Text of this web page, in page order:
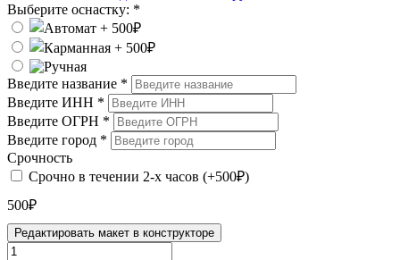
Выберите оснастку: *
Введите название *
Введите ИНН *
Введите ОГРН *
Введите город *
Срочность
Срочно в течении 2-х часов (+500₽)
500₽
Редактировать макет в конструкторе